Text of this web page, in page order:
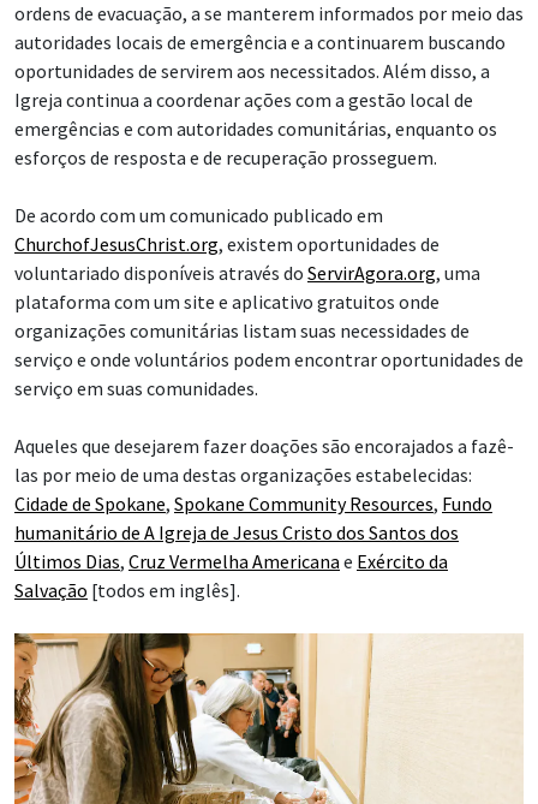
ordens de evacuação, a se manterem informados por meio das
autoridades locais de emergência e a continuarem buscando
oportunidades de servirem aos necessitados. Além disso, a
Igreja continua a coordenar ações com a gestão local de
emergências e com autoridades comunitárias, enquanto os
esforços de resposta e de recuperação prosseguem.
De acordo com um comunicado publicado em
ChurchofJesusChrist.org, existem oportunidades de
voluntariado disponíveis através do ServirAgora.org, uma
plataforma com um site e aplicativo gratuitos onde
organizações comunitárias listam suas necessidades de
serviço e onde voluntários podem encontrar oportunidades de
serviço em suas comunidades.
Aqueles que desejarem fazer doações são encorajados a fazê-
las por meio de uma destas organizações estabelecidas:
Cidade de Spokane, Spokane Community Resources, Fundo
humanitário de A Igreja de Jesus Cristo dos Santos dos
Últimos Dias, Cruz Vermelha Americana e Exército da
Salvação [todos em inglês].